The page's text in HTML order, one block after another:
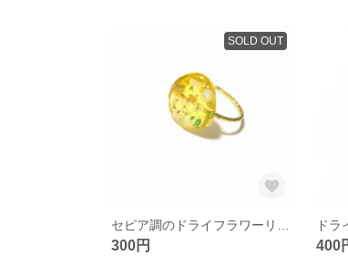
SOLD OUT
300円
ドラ
400